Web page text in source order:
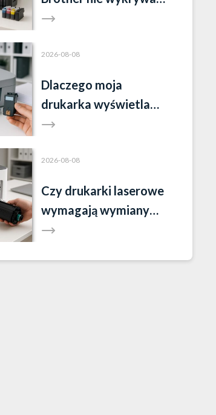
tuszu?
2026-08-08
Dlaczego moja
drukarka wyświetla
komunikat „brak tuszu”,
2026-08-08
Czy drukarki laserowe
wymagają wymiany
tonera?